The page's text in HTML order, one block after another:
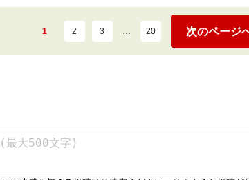
1 2 3 … 20 次のページ